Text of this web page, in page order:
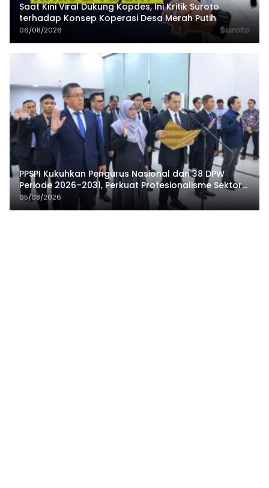
Saat Kini Viral Dukung Kopdes, Ini Kritik Suroto
terhadap Konsep Koperasi Desa Merah Putih
06/08/2026
PPSPI Kukuhkan Pengurus Nasional dan 38 DPW
Periode 2026–2031, Perkuat Profesionalisme Sektor
Publik
05/08/2026